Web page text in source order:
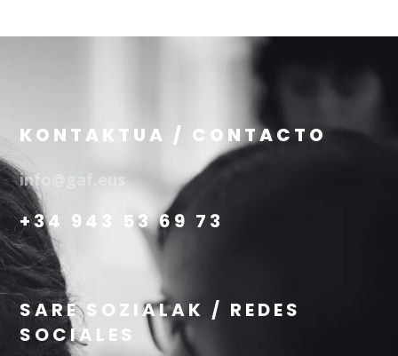
KONTAKTUA / CONTACTO
info@gaf.eus
+34 943 53 69 73
SARE SOZIALAK / REDES
SOCIALES